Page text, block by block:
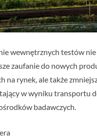
wewnętrznych testów
zaufanie do nowych
na rynek, ale także
w wyniku transportu
badawczych.